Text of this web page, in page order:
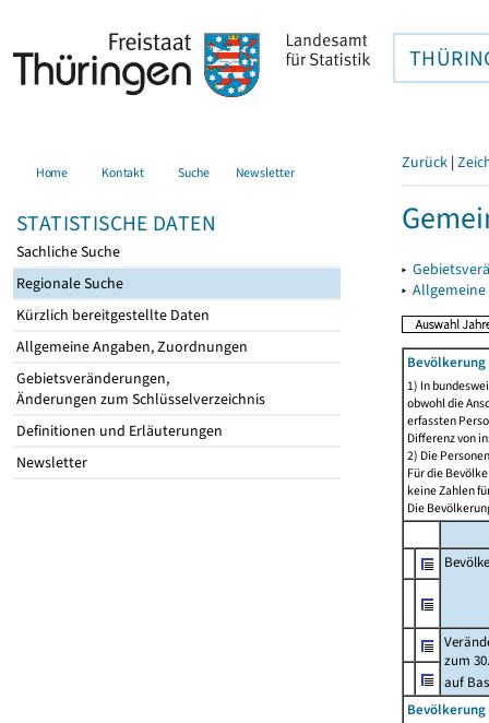
Home Kontakt Suche Newsletter
STATISTISCHE DATEN
Sachliche Suche
Regionale Suche
Kürzlich bereitgestellte Daten
Allgemeine Angaben, Zuordnungen
Gebietsveränderungen,
Änderungen zum Schlüsselverzeichnis
Definitionen und Erläuterungen
Newsletter
Zurück |
▸
▸
1) In
obwohl die
erfassten
Differenz von
2) Die
Für die
keine Zahlen
Die
zum
auf
Bevölkerung